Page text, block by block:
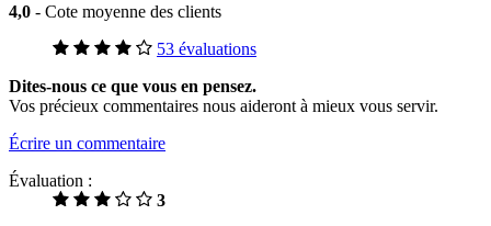
4,0 - Cote moyenne des clients
53 évaluations
Dites-nous ce que vous en pensez.
Vos précieux commentaires nous aideront à mieux vous servir.
Écrire un commentaire
Évaluation :
3